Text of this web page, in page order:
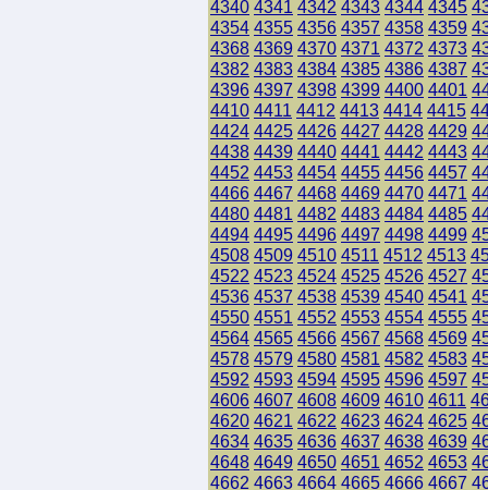
4340 4341 4342 4343 4344 4345
4354 4355 4356 4357 4358 4359
4368 4369 4370 4371 4372 4373
4382 4383 4384 4385 4386 4387
4396 4397 4398 4399 4400 4401
4410 4411 4412 4413 4414 4415
4424 4425 4426 4427 4428 4429
4438 4439 4440 4441 4442 4443
4452 4453 4454 4455 4456 4457
4466 4467 4468 4469 4470 4471
4480 4481 4482 4483 4484 4485
4494 4495 4496 4497 4498 4499
4508 4509 4510 4511 4512 4513
4522 4523 4524 4525 4526 4527
4536 4537 4538 4539 4540 4541
4550 4551 4552 4553 4554 4555
4564 4565 4566 4567 4568 4569
4578 4579 4580 4581 4582 4583
4592 4593 4594 4595 4596 4597
4606 4607 4608 4609 4610 4611
4620 4621 4622 4623 4624 4625
4634 4635 4636 4637 4638 4639
4648 4649 4650 4651 4652 4653
4662 4663 4664 4665 4666 4667